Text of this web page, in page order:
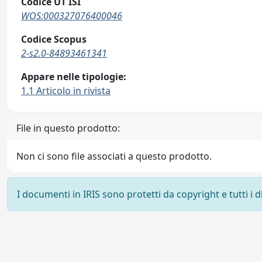
WOS:000327076400046
Codice Scopus
2-s2.0-84893461341
Appare nelle tipologie:
1.1 Articolo in rivista
File in questo prodotto:
Non ci sono file associati a questo prodotto.
I documenti in IRIS sono protetti da copyright e tutti i